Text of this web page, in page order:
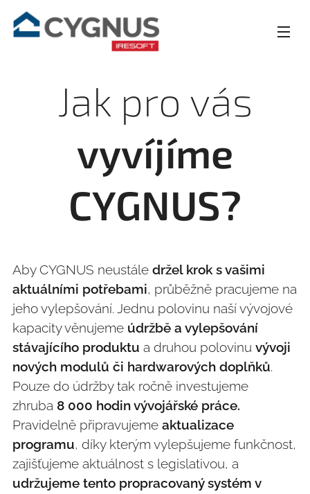
Jak pro vás
vyvíjíme
CYGNUS?
Aby CYGNUS neustále držel krok s vašimi
aktuálními potřebami, průběžně pracujeme na
jeho vylepšování. Jednu polovinu naší vývojové
kapacity věnujeme údržbě a vylepšování
stávajícího produktu a druhou polovinu vývoji
nových modulů či hardwarových doplňků.
Pouze do údržby tak ročně investujeme
zhruba 8 000 hodin vývojářské práce.
Pravidelně připravujeme aktualizace
programu, díky kterým vylepšujeme funkčnost,
zajišťujeme aktuálnost s legislativou, a
udržujeme tento propracovaný systém v